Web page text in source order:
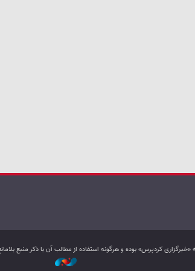
«خبرگزاری کردپرس» بوده و هرگونه استفاده از مطالب آن با ذکر